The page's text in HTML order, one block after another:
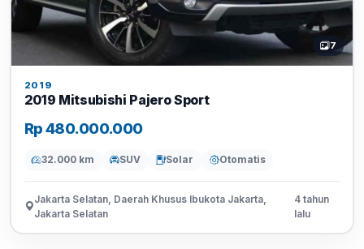
7
2019
2019 Mitsubishi Pajero Sport
Rp 480.000.000
32.000 km SUV Solar Otomatis
Jakarta Selatan, Daerah Khusus Ibukota Jakarta,
Jakarta Selatan
4 tahun
lalu